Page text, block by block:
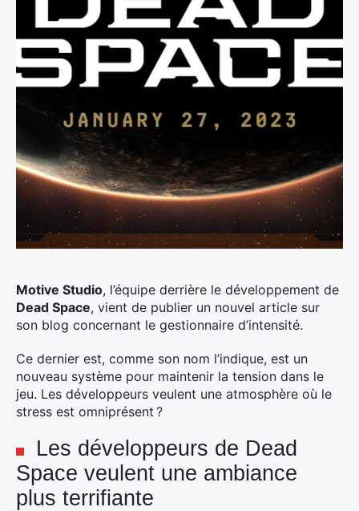
Motive Studio, l’équipe derrière le développement de
Dead Space, vient de publier un nouvel article sur
son blog concernant le gestionnaire d’intensité.
Ce dernier est, comme son nom l’indique, est un
nouveau système pour maintenir la tension dans le
jeu. Les développeurs veulent une atmosphère où le
stress est omniprésent ?
Les développeurs de Dead
Space veulent une ambiance
plus terrifiante